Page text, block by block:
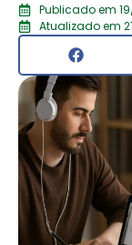
Publicado em
Atualizado em